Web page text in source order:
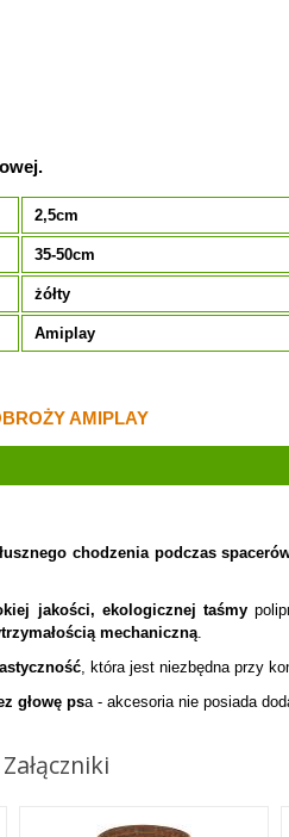
2,5cm
35-50cm
żółty
Amiplay
AMIPLAY
chodzenia podczas
jakości, ekologicznej taśmy
mechaniczną.
, która jest niezbędna przy
głowę psa - akcesoria nie posiada
Załączniki